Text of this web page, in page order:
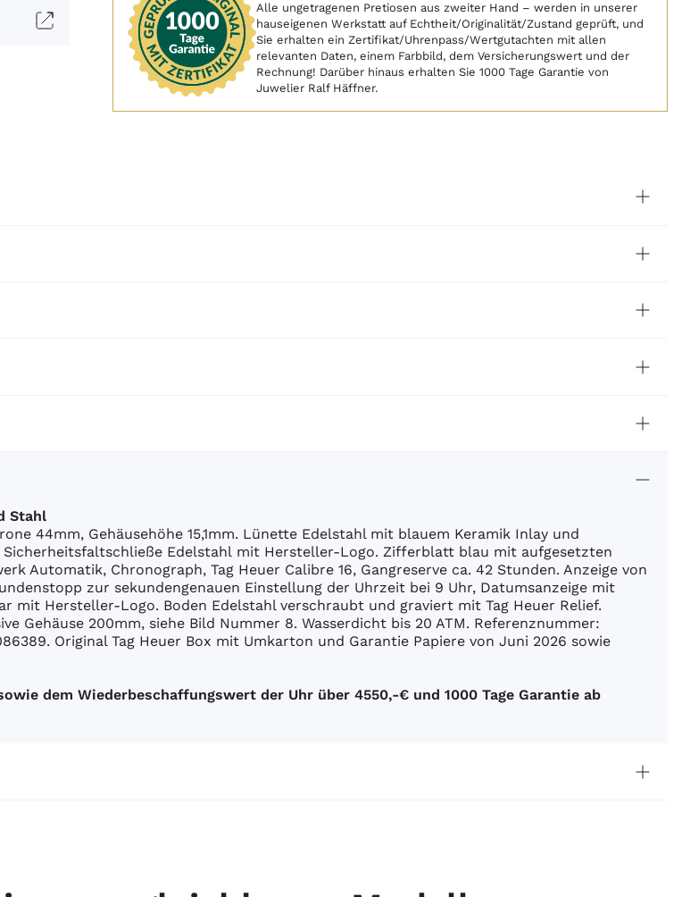
Alle ungetragenen Pretiosen aus zweiter Hand – werden in unserer
hauseigenen Werkstatt auf Echtheit/Originalität/Zustand geprüft, und
Sie erhalten ein Zertifikat/Uhrenpass/Wertgutachten mit allen
relevanten Daten, einem Farbbild, dem Versicherungswert und der
Rechnung! Darüber hinaus erhalten Sie 1000 Tage Garantie von
Juwelier Ralf Häffner.
Stahl
44mm, Gehäusehöhe 15,1mm. Lünette Edelstahl mit blauem Keramik Inlay und
Edelstahl mit Hersteller-Logo. Zifferblatt blau mit aufgesetzten
Automatik, Chronograph, Tag Heuer Calibre 16, Gangreserve ca. 42 Stunden. Anzeige von
zur sekundengenauen Einstellung der Uhrzeit bei 9 Uhr, Datumsanzeige mit
mit Hersteller-Logo. Boden Edelstahl verschraubt und graviert mit Tag Heuer Relief.
Gehäuse 200mm, siehe Bild Nummer 8. Wasserdicht bis 20 ATM. Referenznummer:
Original Tag Heuer Box mit Umkarton und Garantie Papiere von Juni 2026 sowie
dem Wiederbeschaffungswert der Uhr über 4550,-€ und 1000 Tage Garantie ab